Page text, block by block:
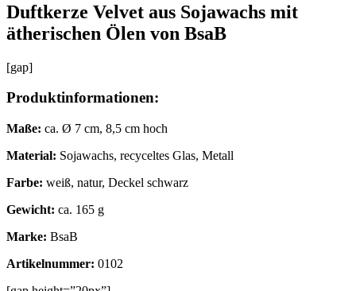
Duftkerze Velvet aus Sojawachs mit
ätherischen Ölen von BsaB
[gap]
Produktinformationen:
Maße: ca. Ø 7 cm, 8,5 cm hoch
Material: Sojawachs, recyceltes Glas, Metall
Farbe: weiß, natur, Deckel schwarz
Gewicht: ca. 165 g
Marke: BsaB
Artikelnummer: 0102